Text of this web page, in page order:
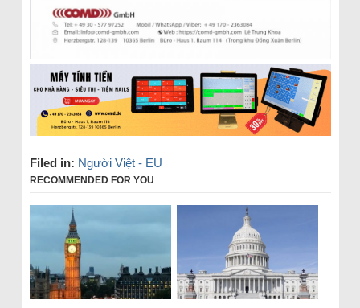
Filed in: Người Việt - EU
RECOMMENDED FOR YOU